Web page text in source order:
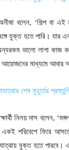
অনীষা বলেন, ‘শিল্প বা
যুক্ত হতে পারি। যার
ভালো লাগা
মাধ্যমে আবার
নিলয় দাস বলেন,
পরিবেশে ফিরে
যুক্ত হতে